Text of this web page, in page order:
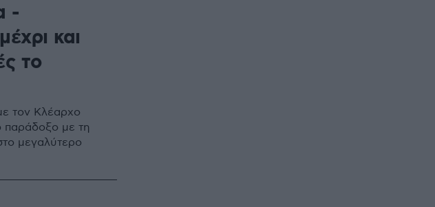
-
και
το
τον Κλέαρχο
παράδοξο με τη
μεγαλύτερο